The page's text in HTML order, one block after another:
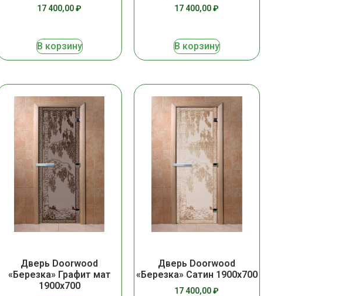
17 400,00₽
В корзину
17 400,00₽
В корзину
Дверь Doorwood
«Березка» Графит мат
1900х700
Дверь Doorwood
«Березка» Сатин 1900х700
17 400,00₽